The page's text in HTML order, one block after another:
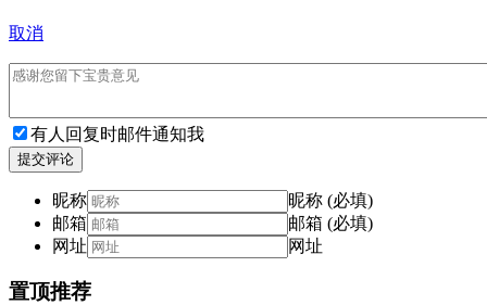
取消
有人回复时邮件通知我
提交评论
昵称
昵称 (必填)
邮箱
邮箱 (必填)
网址
网址
置顶推荐